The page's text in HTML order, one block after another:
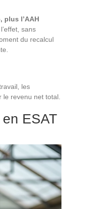
plus l’AAH
sans
du recalcul
les
le revenu net total.
ESAT